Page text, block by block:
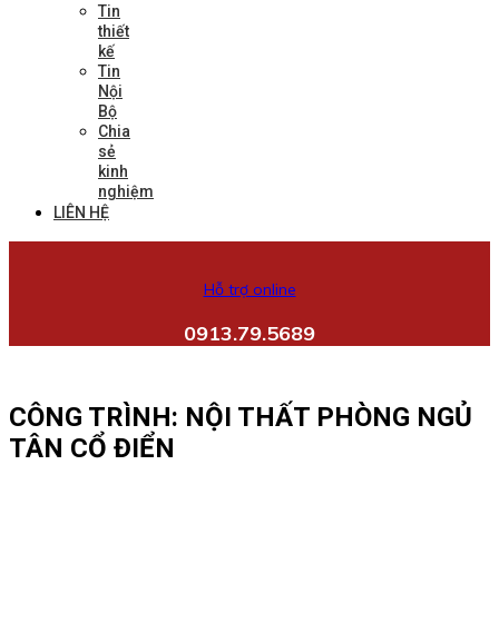
Tin
thiết
kế
Tin
Nội
Bộ
Chia
sẻ
kinh
nghiệm
LIÊN HỆ
Hỗ trợ online
0913.79.5689
CÔNG TRÌNH: NỘI THẤT PHÒNG NGỦ
TÂN CỔ ĐIỂN